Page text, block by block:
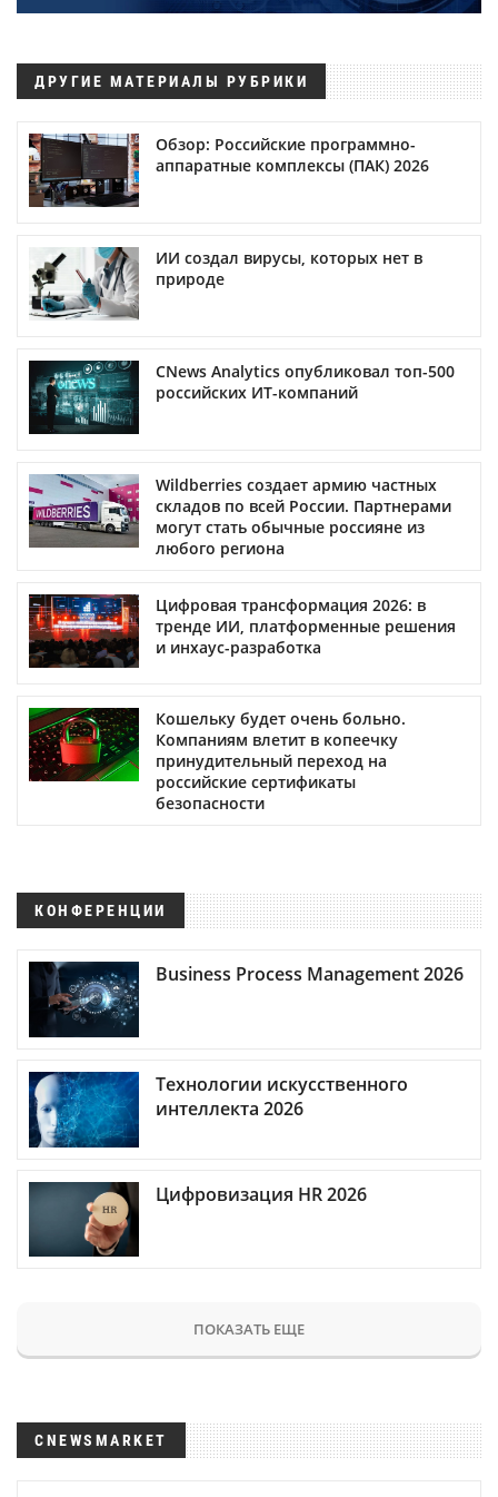
ДРУГИЕ МАТЕРИАЛЫ РУБРИКИ
Обзор: Российские программно-
аппаратные комплексы (ПАК) 2026
ИИ создал вирусы, которых нет в
природе
CNews Analytics опубликовал топ-500
российских ИТ-компаний
Wildberries создает армию частных
складов по всей России. Партнерами
могут стать обычные россияне из
любого региона
Цифровая трансформация 2026: в
тренде ИИ, платформенные решения
и инхаус-разработка
Кошельку будет очень больно.
Компаниям влетит в копеечку
принудительный переход на
российские сертификаты
безопасности
КОНФЕРЕНЦИИ
Business Process Management 2026
Технологии искусственного
интеллекта 2026
Цифровизация HR 2026
ПОКАЗАТЬ ЕЩЕ
CNEWSMARKET